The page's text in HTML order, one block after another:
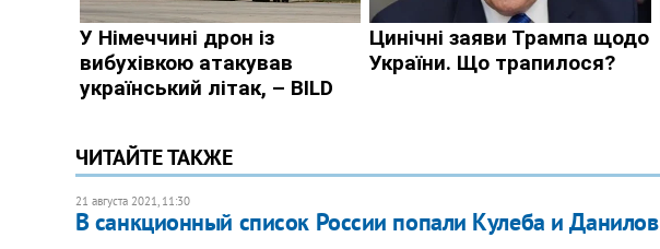
ЧИТАЙТЕ ТАКЖЕ
21 августа 2021, 11:30
В санкционный список России попали Кулеба и Данилов